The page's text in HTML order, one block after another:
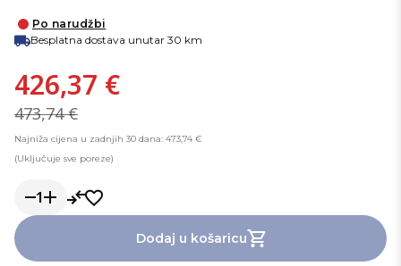
Po narudžbi
Besplatna dostava unutar 30 km
426,37 €
473,74 €
Najniža cijena u zadnjih 30 dana: 473,74 €
(Uključuje sve poreze)
1
Dodaj u košaricu